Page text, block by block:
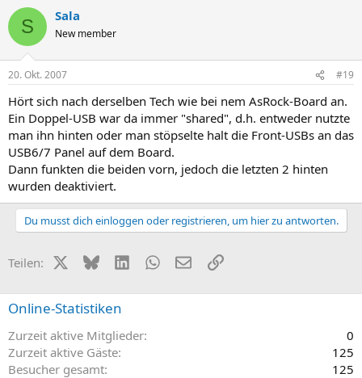
S Sala
New member
20. Okt. 2007 #19
Hört sich nach derselben Tech wie bei nem AsRock-Board an.
Ein Doppel-USB war da immer "shared", d.h. entweder nutzte
man ihn hinten oder man stöpselte halt die Front-USBs an das
USB6/7 Panel auf dem Board.
Dann funkten die beiden vorn, jedoch die letzten 2 hinten
wurden deaktiviert.
Du musst dich einloggen oder registrieren, um hier zu antworten.
Teilen: X (Twitter)
BlueskyLinkedInWhatsApp
E-MailLink
Online-Statistiken
Zurzeit aktive Mitglieder
0
Zurzeit aktive Gäste
125
Besucher gesamt
125